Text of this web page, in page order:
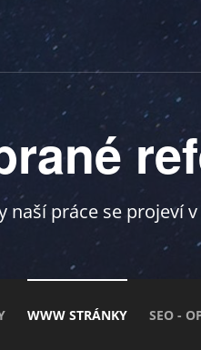
naší práce se projeví
WWW STRÁNKY SEO -